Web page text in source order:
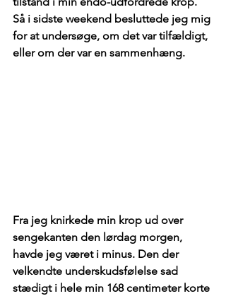
Så i sidste weekend besluttede jeg mig
for at undersøge, om det var tilfældigt,
eller om der var en sammenhæng.
Fra jeg knirkede min krop ud over
sengekanten den lørdag morgen,
havde jeg været i minus. Den der
velkendte underskudsfølelse sad
stædigt i hele min 168 centimeter korte